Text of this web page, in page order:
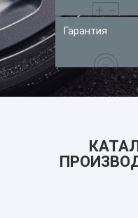
Услуги
Доставка и
Контакты
Гарантия